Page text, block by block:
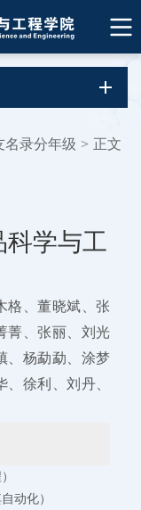
名录分年级 > 正文
科学与工
格、董晓斌、张
菁、张丽、刘光
、杨勐勐、涂梦
徐利、刘丹、
动化）